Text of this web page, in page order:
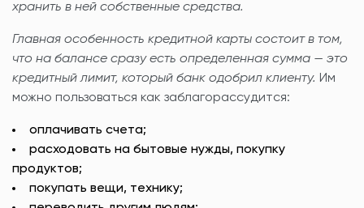
хранить в ней собственные средства.
Главная особенность кредитной карты состоит в том,
что на балансе сразу есть определенная сумма — это
кредитный лимит, который банк одобрил клиенту. Им
можно пользоваться как заблагорассудится:
оплачивать счета;
расходовать на бытовые нужды, покупку
продуктов;
покупать вещи, технику;